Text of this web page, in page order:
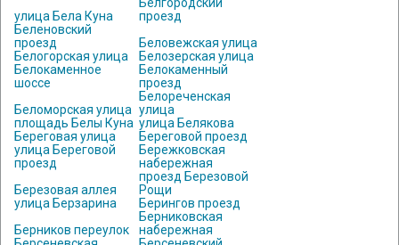
улица Бела Куна
проезд
Беленовский
проезд
Беловежская улица
Белогорская улица
Белозерская улица
Белокаменное
шоссе
Белокаменный
проезд
Беломорская улица
Белореченская
улица
площадь Белы Куна улица Белякова
Береговая улица
Береговой проезд
улица Береговой
проезд
Бережковская
набережная
Березовая аллея
проезд Березовой
Рощи
улица Берзарина
Берингов проезд
Берников переулок
Берниковская
набережная